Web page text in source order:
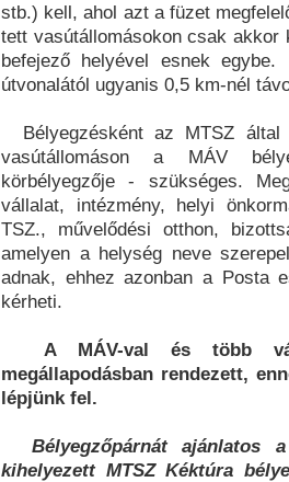
stb.) kell, ahol azt a füzet
tett vas­útállomásokon csak
befejező helyével esnek
útvonalától ugyanis 0,5 km-nél
Bélyegzésként az MTSZ által
vasútál­lomáson a MÁV
körbélyegzője - szükséges.
vállalat, intézmény, helyi
TSZ., művelődési otthon,
amelyen a helység neve
adnak, ehhez azonban a Posta
kérheti.
A MÁV-val és több
megállapodásban rendezett,
lépjünk fel.
Bélyegzőpárnát ajánlatos
kihelyezett MTSZ Kéktúra